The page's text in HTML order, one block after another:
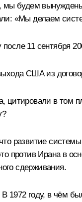
мы будем
«Мы делаем
11 сентября
США из
цитировали в том
развитие
против Ирана в
сдерживания.
1972 году, в чём